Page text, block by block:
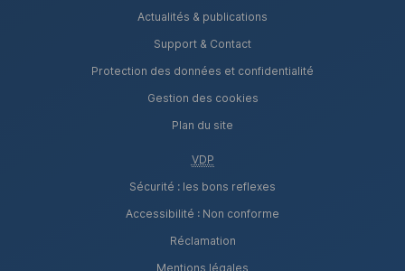
Actualités & publications
Support & Contact
Protection des données et confidentialité
Gestion des cookies
Plan du site
VDP
Sécurité : les bons reflexes
Accessibilité : Non conforme
Réclamation
Mentions légales